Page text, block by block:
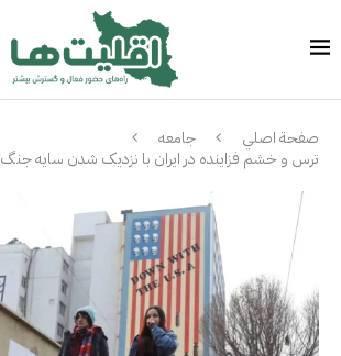
صفحة اصلي
جامعه
ترس و خشم فزاینده در ایران با نزدیک شدن سایه جنگ